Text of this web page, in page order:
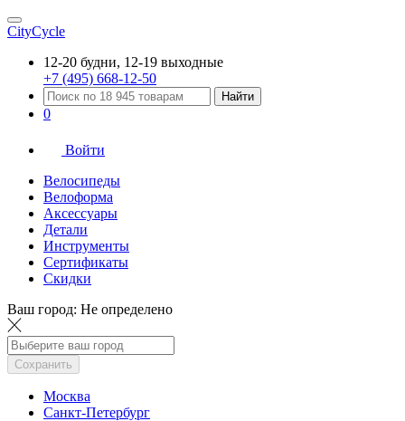
CityCycle
12-20 будни, 12-19 выходные
+7 (495) 668-12-50
Найти
0
Войти
Велосипеды
Велоформа
Аксессуары
Детали
Инструменты
Сертификаты
Скидки
Ваш город: Не определено
Сохранить
Москва
Санкт-Петербург